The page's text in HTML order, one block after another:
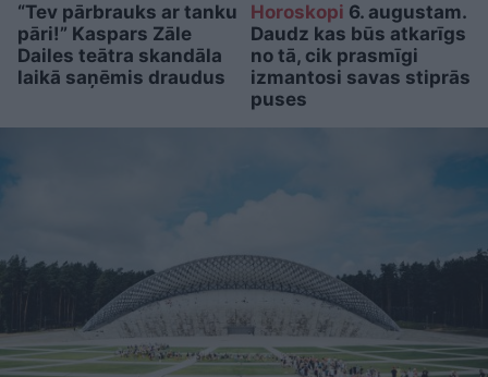
“Tev pārbrauks ar tanku
pāri!” Kaspars Zāle
Dailes teātra skandāla
laikā saņēmis draudus
Horoskopi 6. augustam.
Daudz kas būs atkarīgs
no tā, cik prasmīgi
izmantosi savas stiprās
puses